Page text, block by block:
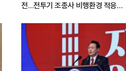
전…전투기 조종사 비행환경 적응훈